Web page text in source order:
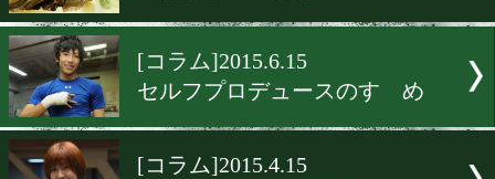
山中を脅かす「幽霊」
[コラム]2015.6.24